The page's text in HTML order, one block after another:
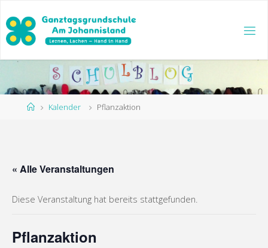
Inhalt
springen
StartKalender Pflanzaktion
« Alle Veranstaltungen
Diese Veranstaltung hat bereits stattgefunden.
Pflanzaktion